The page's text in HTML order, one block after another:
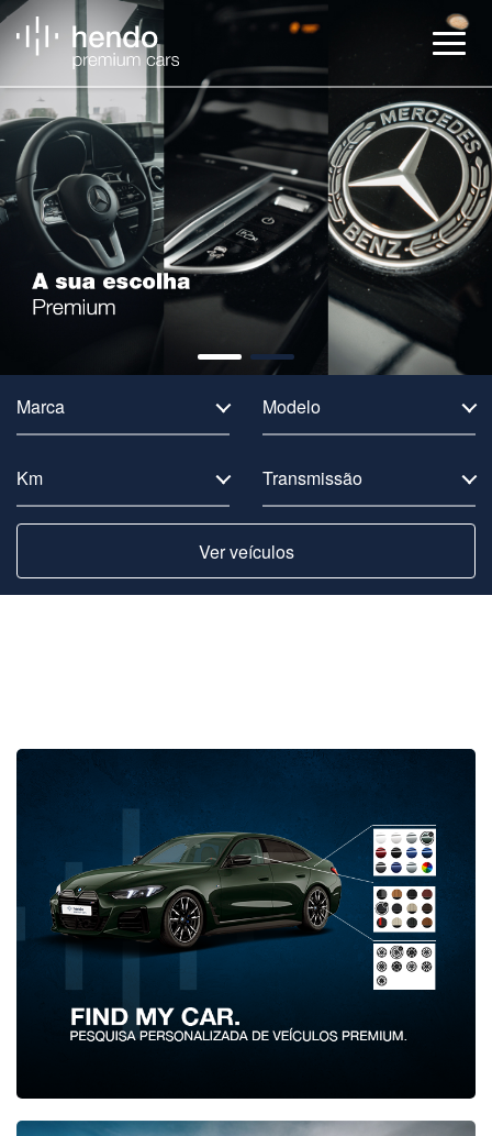
Veículos
BMW Service
Notícias
Contactos
Ver veículos